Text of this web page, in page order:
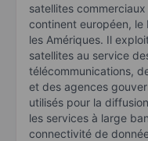
satellites
continent européen,
les Amériques. Il
satellites au service
télécommunications,
et des agences
utilisés pour la
les services à large
connectivité de